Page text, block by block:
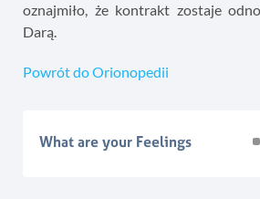
oznajmiło, że kontrakt zostaje
Darą.
Powrót do Orionopedii
What are your Feelings